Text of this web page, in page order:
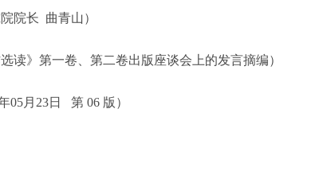
院长 曲青山）
读》第一卷、第二卷出版座谈会上的发言摘编）
05月23日 第 06 版）